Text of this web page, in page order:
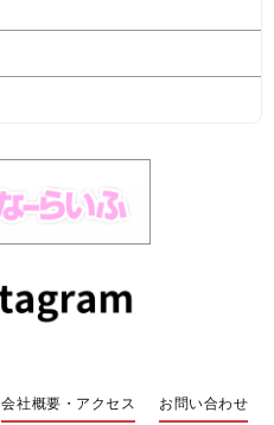
会社概要・アクセス お問い合わせ